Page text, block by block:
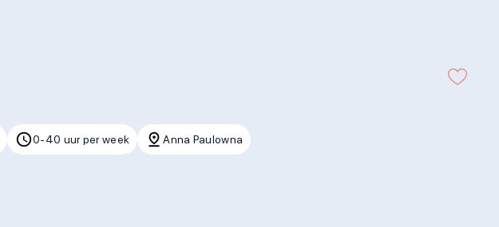
0-40 uur per week Anna Paulowna